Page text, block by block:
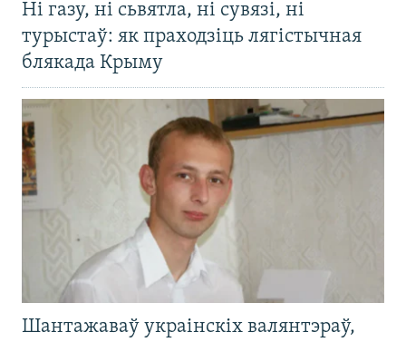
Ні газу, ні сьвятла, ні сувязі, ні
турыстаў: як праходзіць лягістычная
блякада Крыму
Шантажаваў украінскіх валянтэраў,